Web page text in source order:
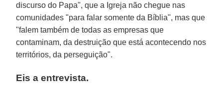
discurso do Papa", que a Igreja não chegue nas
comunidades "para falar somente da Bíblia", mas que
"falem também de todas as empresas que
contaminam, da destruição que está acontecendo nos
territórios, da perseguição".
Eis a entrevista.